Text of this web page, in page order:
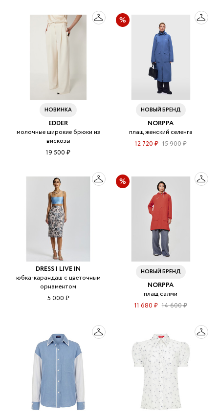
НОВИНКА
EDDER
молочные широкие брюки из
вискозы
19 500 ₽
НОВЫЙ БРЕНД
NORPPA
плащ женский селенга
12 720 ₽ 15 900 ₽
DRESS I LIVE IN
юбка-карандаш с цветочным
орнаментом
5 000 ₽
НОВЫЙ БРЕНД
NORPPA
плащ салми
11 680 ₽ 14 600 ₽